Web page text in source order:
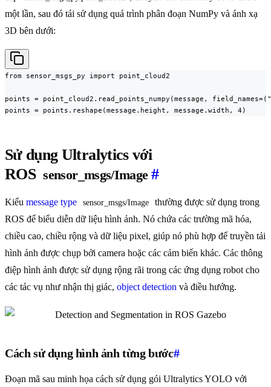
một lần, sau đó tái sử dụng quá trình phân đoạn NumPy và ánh xạ
3D bên dưới:
from sensor_msgs_py import point_cloud2
points = point_cloud2.read_points_numpy(message,
points = points.reshape(message.height, message.width, 4)
Sử dụng Ultralytics với
ROS sensor_msgs/Image #
Kiểu message type sensor_msgs/Image
thường được sử dụng trong
ROS để biểu diễn dữ liệu hình ảnh. Nó chứa các trường mã hóa,
chiều cao, chiều rộng và dữ liệu pixel, giúp nó phù hợp để truyền tải
hình ảnh được chụp bởi camera hoặc các cảm biến khác. Các thông
điệp hình ảnh được sử dụng rộng rãi trong các ứng dụng robot cho
các tác vụ như nhận thị giác, object detection và điều hướng.
Cách sử dụng hình ảnh từng bước#
Đoạn mã sau minh họa cách sử dụng gói Ultralytics YOLO với